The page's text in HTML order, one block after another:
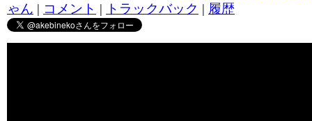
ゃん | コメント | トラックバック | 履歴